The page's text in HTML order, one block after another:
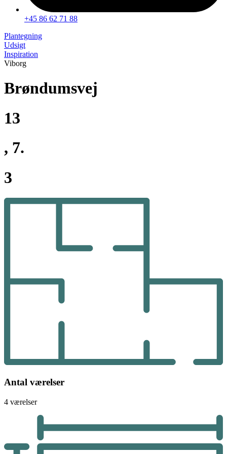
+45 86 62 71 88
Plantegning
Udsigt
Inspiration
Viborg
Brøndumsvej
13
, 7.
3
Antal værelser
4 værelser